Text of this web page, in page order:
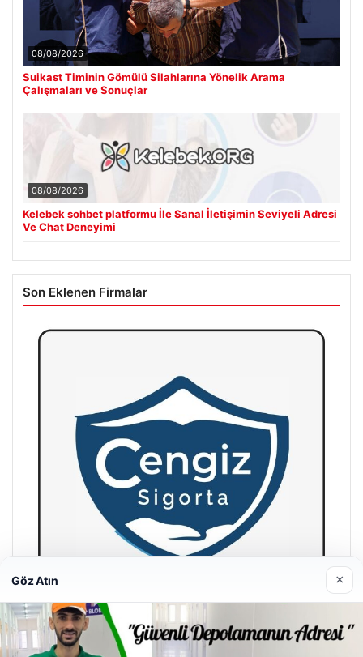
08/08/2026
Suikast Timinin Gömülü Silahlarına Yönelik Arama
Çalışmaları ve Sonuçlar
08/08/2026
Kelebek sohbet platformu İle Sanal İletişimin Seviyeli Adresi
Ve Chat Deneyimi
Son Eklenen Firmalar
Hastaş Beton
Göz Atın ×